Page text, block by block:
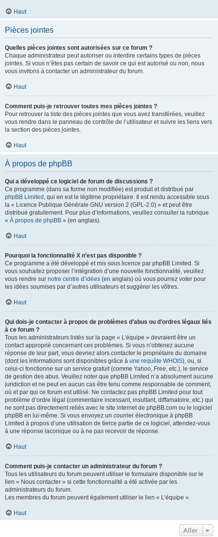
Haut
Pièces jointes
Quelles pièces jointes sont autorisées sur ce forum ?
Chaque administrateur peut autoriser ou interdire certains types de pièces
jointes. Si vous n’êtes pas certain de savoir ce qui est autorisé ou non, nous
vous invitons à contacter un administrateur du forum.
Haut
Comment puis-je retrouver toutes mes pièces jointes ?
Pour retrouver la liste des pièces jointes que vous avez transférées, veuillez
vous rendre dans le panneau de contrôle de l’utilisateur et suivre les liens vers
la section des pièces jointes.
Haut
À propos de phpBB
Qui a développé ce logiciel de forum de discussions ?
Ce programme (dans sa forme non modifiée) est produit et distribué par
phpBB Limited , qui en est le légitime propriétaire. Il est rendu accessible sous
la « Licence Publique Générale GNU version 2 (GPL-2.0) » et peut être
distribué gratuitement. Pour plus d’informations, veuillez consulter la rubrique
« À propos de phpBB » (en anglais).
Haut
Pourquoi la fonctionnalité X n’est pas disponible ?
Ce programme a été développé et mis sous licence par phpBB Limited. Si
vous souhaitez proposer l’intégration d’une nouvelle fonctionnalité, veuillez
vous rendre sur notre centre d’idées (en anglais) où vous pourrez voter pour
les idées soumises par d’autres utilisateurs et suggérer les vôtres.
Haut
Qui dois-je contacter à propos de problèmes d’abus ou d’ordres légaux liés
à ce forum ?
Tous les administrateurs listés sur la page « L’équipe » devraient être un
contact approprié concernant ces problèmes. Si vous n’obtenez aucune
réponse de leur part, vous devriez alors contacter le propriétaire du domaine
(dont les informations sont disponibles grâce à une requête WHOIS), ou, si
celui-ci fonctionne sur un service gratuit (comme Yahoo, Free, etc.), le service
de gestion des abus. Veuillez noter que phpBB Limited n’a absolument aucune
juridiction et ne peut en aucun cas être tenu comme responsable de comment,
où et par qui ce forum est utilisé. Ne contactez pas phpBB Limited pour tout
problème d’ordre légal (commentaire incessant, insultant, diffamatoire, etc.) qui
ne sont pas directement reliés avec le site internet de phpBB.com ou le logiciel
phpBB en lui-même. Si vous envoyez un courrier électronique à phpBB
Limited à propos d’une utilisation de tierce partie de ce logiciel, attendez-vous
à une réponse laconique ou à ne pas recevoir de réponse.
Haut
Comment puis-je contacter un administrateur du forum ?
Tous les utilisateurs du forum peuvent utiliser le formulaire disponible sur le
lien « Nous contacter » si cette fonctionnalité a été activée par les
administrateurs du forum.
Les membres du forum peuvent également utiliser le lien « L’équipe ».
Haut
Aller